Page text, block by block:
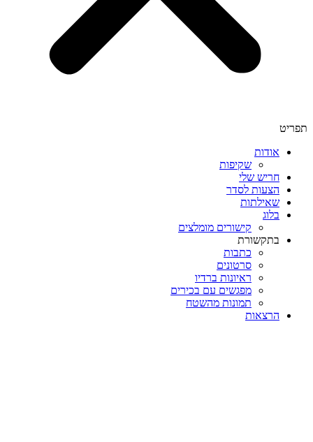
תפריט
אודות
שקיפות
חריש שלי
הצעות לסדר
שאילתות
בלוג
קישורים מומלצים
בתקשורת
כתבות
סרטונים
ראיונות ברדיו
מפגשים עם בכירים
תמונות מהשטח
הרצאות